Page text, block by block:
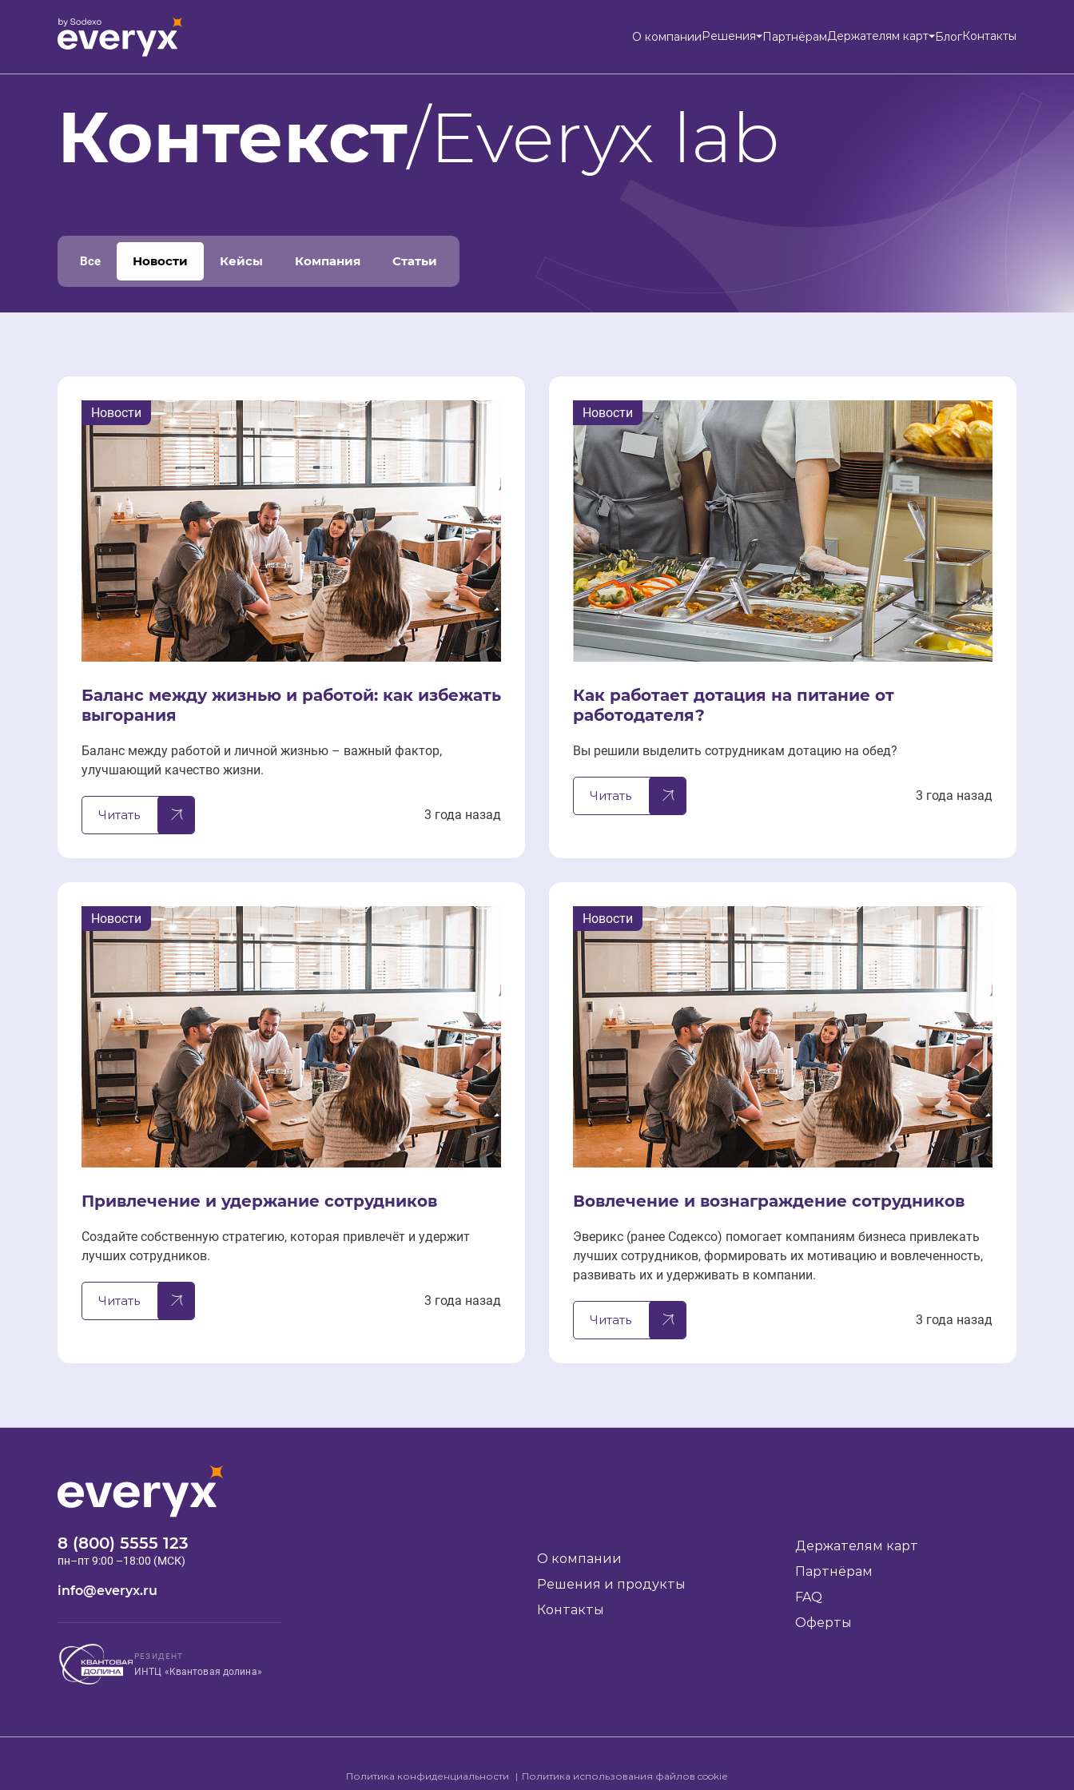
О компанииРешения ПартнёрамДержателям карт БлогКонтакты
Контекст/Everyx lab
Все Новости Кейсы Компания Статьи
Новости
Баланс между жизнью и работой: как избежать
выгорания
Баланс между работой и личной жизнью – важный фактор,
улучшающий качество жизни.
Читать 3 года назад
Новости
Как работает дотация на питание от
работодателя?
Вы решили выделить сотрудникам дотацию на обед?
Читать 3 года назад
Новости
Привлечение и удержание сотрудников
Создайте собственную стратегию, которая привлечёт и удержит
лучших сотрудников.
Читать 3 года назад
Новости
Вовлечение и вознаграждение сотрудников
Эверикс (ранее Содексо) помогает компаниям бизнеса привлекать
лучших сотрудников, формировать их мотивацию и вовлеченность,
развивать их и удерживать в компании.
Читать 3 года назад
8 (800) 5555 123
пн–пт 9:00 –18:00 (МСК)
info@everyx.ru
РЕЗИДЕНТ
ИНТЦ «Квантовая долина»
О компании
Решения и продукты
Контакты
Держателям карт
Партнёрам
FAQ
Оферты
Политика конфиденциальности Политика использования файлов cookie